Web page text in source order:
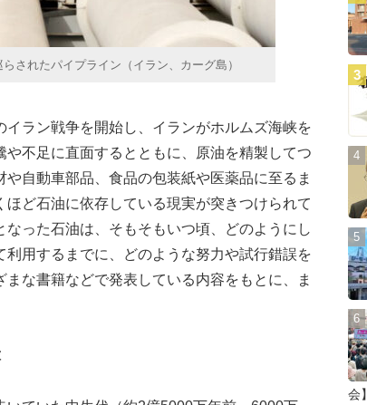
されたパイプライン（イラン、カーグ島）
ラン戦争を開始し、イランがホルムズ海峡を
不足に直面するとともに、原油を精製してつ
自動車部品、食品の包装紙や医薬品に至るま
ど石油に依存している現実が突きつけられて
った石油は、そもそもいつ頃、どのようにし
用するまでに、どのような努力や試行錯誤を
な書籍などで発表している内容をもとに、ま
会】